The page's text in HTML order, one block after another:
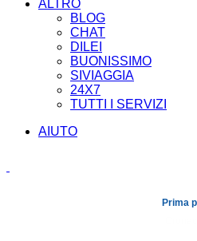
ALTRO
BLOG
CHAT
DILEI
BUONISSIMO
SIVIAGGIA
24X7
TUTTI I SERVIZI
AIUTO
Prima